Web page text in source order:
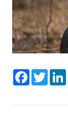
Facebook
Twitter